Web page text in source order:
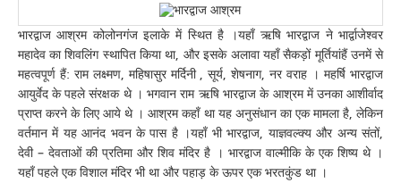
भारद्वाज आश्रम कोलोनगंज इलाके में स्थित है ।यहाँ ऋषि भारद्वाज ने भार्द्वाजेश्वर
महादेव का शिवलिंग स्थापित किया था, और इसके अलावा यहाँ सैकड़ों मूर्तियांहैं उनमें से
महत्वपूर्ण हैं: राम लक्ष्मण, महिषासुर मर्दिनी , सूर्य, शेषनाग, नर वराह । महर्षि भारद्वाज
आयुर्वेद के पहले संरक्षक थे । भगवान राम ऋषि भारद्वाज के आश्रम में उनका आशीर्वाद
प्राप्त करने के लिए आये थे । आश्रम कहाँ था यह अनुसंधान का एक मामला है, लेकिन
वर्तमान में यह आनंद भवन के पास है ।यहाँ भी भारद्वाज, याज्ञवल्क्य और अन्य संतों,
देवी – देवताओं की प्रतिमा और शिव मंदिर है । भारद्वाज वाल्मीकि के एक शिष्य थे ।
यहाँ पहले एक विशाल मंदिर भी था और पहाड़ के ऊपर एक भरतकुंड था ।